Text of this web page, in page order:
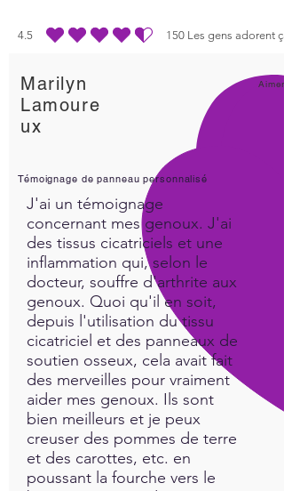
4.5 150 Les gens adorent ça
la note moyenne est 4.5 sur 5, d'après 150 votes, Les
Marilyn
Lamoure
ux
Aimer!
Témoignage de panneau personnalisé
J'ai un témoignage
concernant mes genoux. J'ai
des tissus cicatriciels et une
inflammation qui, selon le
docteur, souffre d'arthrite aux
genoux. Quoi qu'il en soit,
depuis l'utilisation du tissu
cicatriciel et des panneaux de
soutien osseux, cela avait fait
des merveilles pour vraiment
aider mes genoux. Ils sont
bien meilleurs et je peux
creuser des pommes de terre
et des carottes, etc. en
poussant la fourche vers le